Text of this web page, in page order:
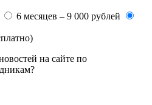
6 месяцев – 9 000 рублей
на сайте по